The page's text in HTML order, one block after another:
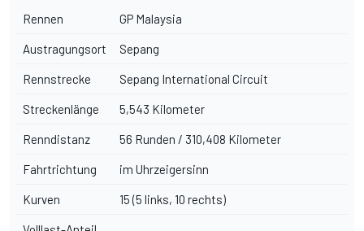
Rennen GP Malaysia
Austragungsort Sepang
Rennstrecke Sepang International Circuit
Streckenlänge 5,543 Kilometer
Renndistanz 56 Runden / 310,408 Kilometer
Fahrtrichtung im Uhrzeigersinn
Kurven 15 (5 links, 10 rechts)